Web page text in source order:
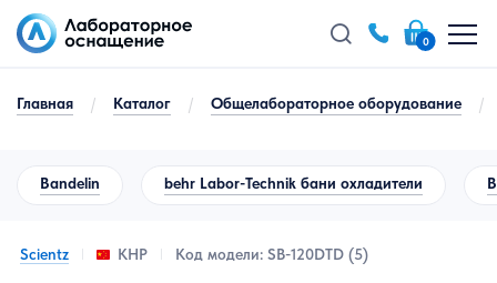
0
Главная / Каталог / Общелабораторное оборудование /
Bandelin behr Labor-Technik бани охладители
Scientz КНР Код модели: SB-120DTD (5)